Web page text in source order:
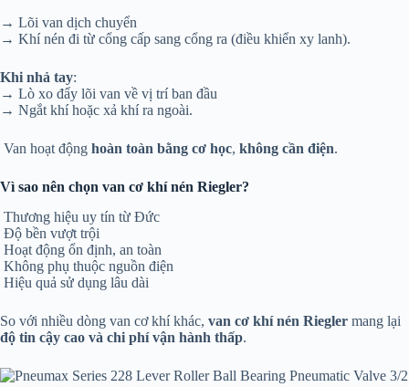
→ Lõi van dịch chuyển
→ Khí nén đi từ cổng cấp sang cổng ra (điều khiển xy lanh).
Khi nhả tay:
→ Lò xo đẩy lõi van về vị trí ban đầu
→ Ngắt khí hoặc xả khí ra ngoài.
Van hoạt động hoàn toàn bằng cơ học, không cần điện.
Vì sao nên chọn van cơ khí nén Riegler?
Thương hiệu uy tín từ Đức
Độ bền vượt trội
Hoạt động ổn định, an toàn
Không phụ thuộc nguồn điện
Hiệu quả sử dụng lâu dài
So với nhiều dòng van cơ khí khác, van cơ khí nén Riegler mang lại
độ tin cậy cao và chi phí vận hành thấp.